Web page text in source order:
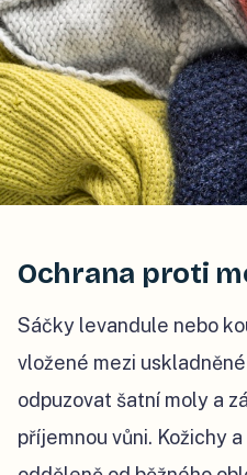
Ochrana proti
Sáčky levandule nebo
vložené mezi
odpuzovat šatní moly a
příjemnou vůni. Kožichy